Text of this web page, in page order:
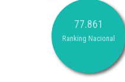
77.861
Ranking Nacional